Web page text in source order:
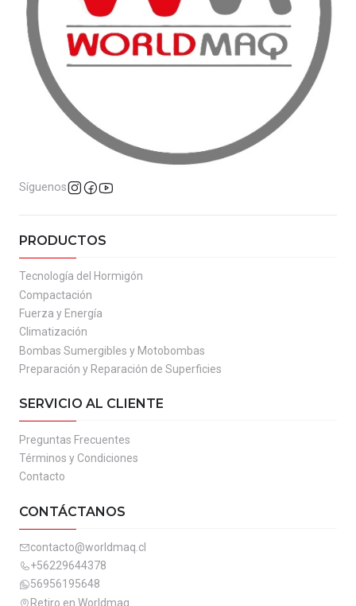
Síguenos
PRODUCTOS
Tecnología del Hormigón
Compactación
Fuerza y Energía
Climatización
Bombas Sumergibles y Motobombas
Preparación y Reparación de Superficies
SERVICIO AL CLIENTE
Preguntas Frecuentes
Términos y Condiciones
Contacto
CONTÁCTANOS
contacto@worldmaq.cl
+56229644378
56956195648
Retiro en Worldmaq